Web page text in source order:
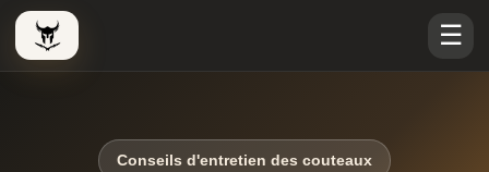
Le Viking Couteau ☰
Conseils d'entretien des couteaux